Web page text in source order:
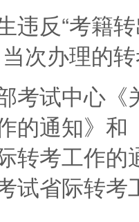
违反“考籍
次办理的
考试中心
的通知》
转考工作
试省际转考